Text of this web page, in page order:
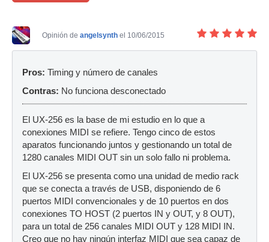
Opinión de angelsynth el 10/06/2015
Pros: Timing y número de canales
Contras: No funciona desconectado
El UX-256 es la base de mi estudio en lo que a
conexiones MIDI se refiere. Tengo cinco de estos
aparatos funcionando juntos y gestionando un total de
1280 canales MIDI OUT sin un solo fallo ni problema.
El UX-256 se presenta como una unidad de medio rack
que se conecta a través de USB, disponiendo de 6
puertos MIDI convencionales y de 10 puertos en dos
conexiones TO HOST (2 puertos IN y OUT, y 8 OUT),
para un total de 256 canales MIDI OUT y 128 MIDI IN.
Creo que no hay ningún interfaz MIDI que sea capaz de